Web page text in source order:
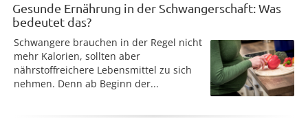
Gesunde Ernährung in der Schwangerschaft: Was
bedeutet das?
Schwangere brauchen in der Regel nicht
mehr Kalorien, sollten aber
nährstoffreichere Lebensmittel zu sich
nehmen. Denn ab Beginn der...